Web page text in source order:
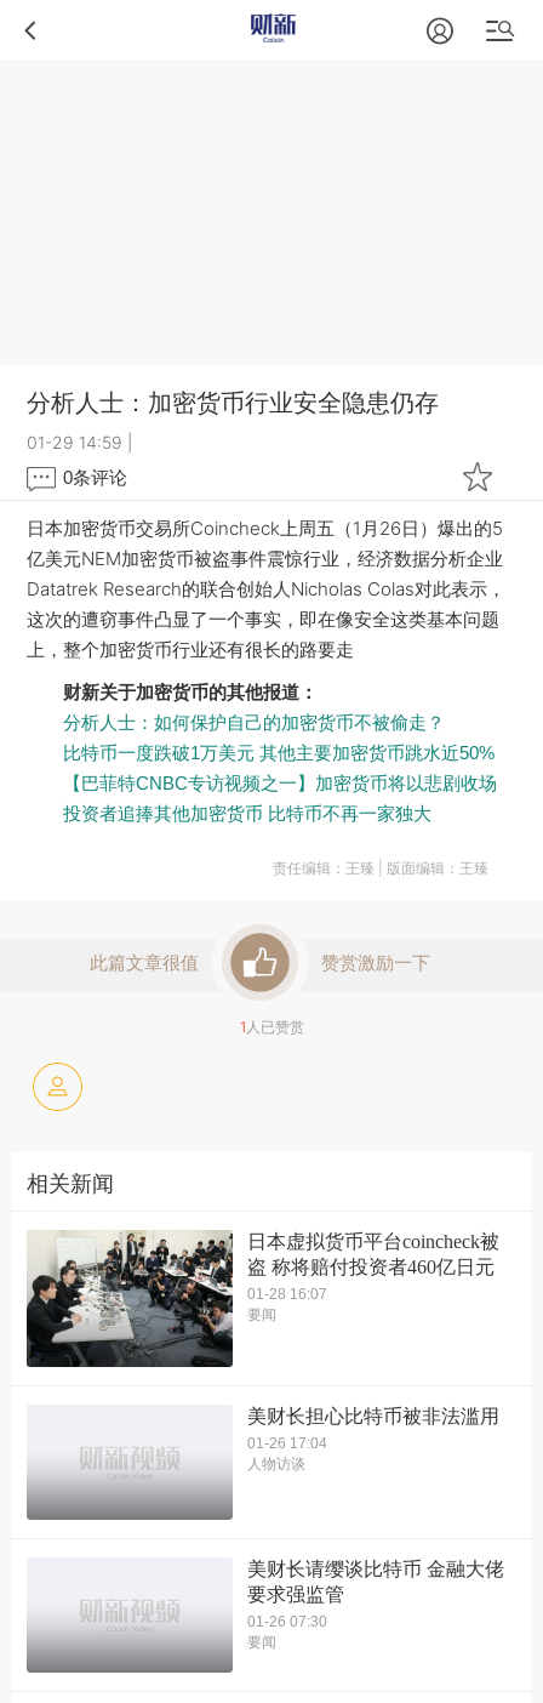
分析人士：加密货币行业安全隐患仍存
01-29 14:59
0条评论
日本加密货币交易所Coincheck上周五（1月26日）爆出的5
亿美元NEM加密货币被盗事件震惊行业，经济数据分析企业
Datatrek Research的联合创始人Nicholas Colas对此表示，
这次的遭窃事件凸显了一个事实，即在像安全这类基本问题
上，整个加密货币行业还有很长的路要走
财新关于加密货币的其他报道：
分析人士：如何保护自己的加密货币不被偷走？
比特币一度跌破1万美元 其他主要加密货币跳水近50%
【巴菲特CNBC专访视频之一】加密货币将以悲剧收场
投资者追捧其他加密货币 比特币不再一家独大
责任编辑：王臻 | 版面编辑：王臻
此篇文章很值 赞赏激励一下
1 人已赞赏
相关新闻
日本虚拟货币平台coincheck被
盗 称将赔付投资者460亿日元
01-28 16:07
要闻
美财长担心比特币被非法滥用
01-26 17:04
人物访谈
美财长请缨谈比特币 金融大佬
要求强监管
01-26 07:30
要闻